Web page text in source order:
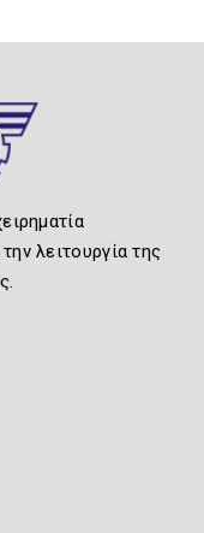
λειτουργία της